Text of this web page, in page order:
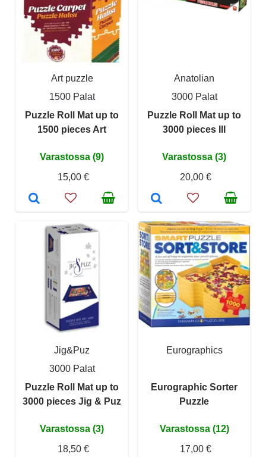
Art puzzle
1500 Palat
Puzzle Roll Mat up to
1500 pieces Art
Varastossa (9)
15,00 €
Anatolian
3000 Palat
Puzzle Roll Mat up to
3000 pieces III
Varastossa (3)
20,00 €
Jig&Puz
3000 Palat
Puzzle Roll Mat up to
3000 pieces Jig & Puz
Varastossa (3)
18,50 €
Eurographics
Eurographic Sorter
Puzzle
Varastossa (12)
17,00 €